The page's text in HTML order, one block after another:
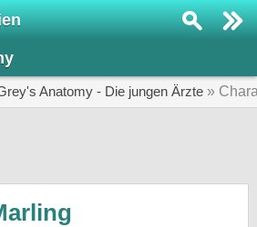
Anatomy - Die jungen Ärzte »
SERIEN